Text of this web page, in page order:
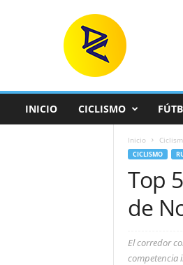
INICIO CICLISMO
Inicio
CICLISMO
Top
de
El corredor
competencia